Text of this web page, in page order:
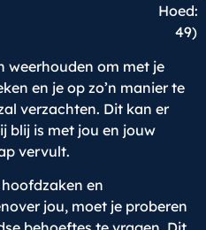
Hoed:
49)
weerhouden om met je
en je op zo’n manier te
verzachten. Dit kan er
blij is met jou en jouw
vervult.
en
jou, moet je proberen